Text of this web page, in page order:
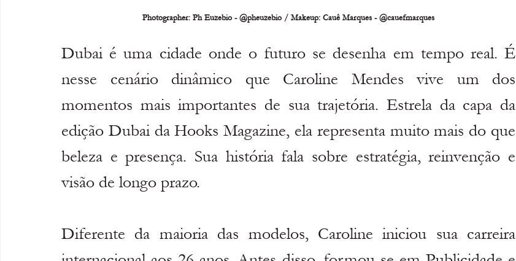
Photographer: Ph Euzebio - @pheuzebio / Makeup: Cauê Marques - @cauefmarques
Dubai é uma cidade onde o futuro se desenha em tempo real. É
nesse cenário dinâmico que Caroline Mendes vive um dos
momentos mais importantes de sua trajetória. Estrela da capa da
edição Dubai da Hooks Magazine, ela representa muito mais do que
beleza e presença. Sua história fala sobre estratégia, reinvenção e
visão de longo prazo.
Diferente da maioria das modelos, Caroline iniciou sua carreira